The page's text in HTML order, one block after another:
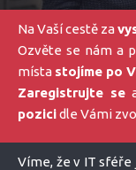
Na Vaší cestě za
Ozvěte se nám a
místa stojíme po
Zaregistrujte se
pozicidle Vámi
Víme, že v IT sféře